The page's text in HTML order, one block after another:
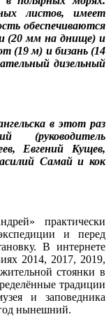
листов, имеет
обеспечиваются
(20 мм на днище) и
(19 м) и бизань (14
дизельный
в этот раз
(руководитель
Евгений Кущев,
Самай и кок
практически
и перед
В интернете
2014, 2017, 2019,
стоянки в
традиции
и заповедника
нынешний.